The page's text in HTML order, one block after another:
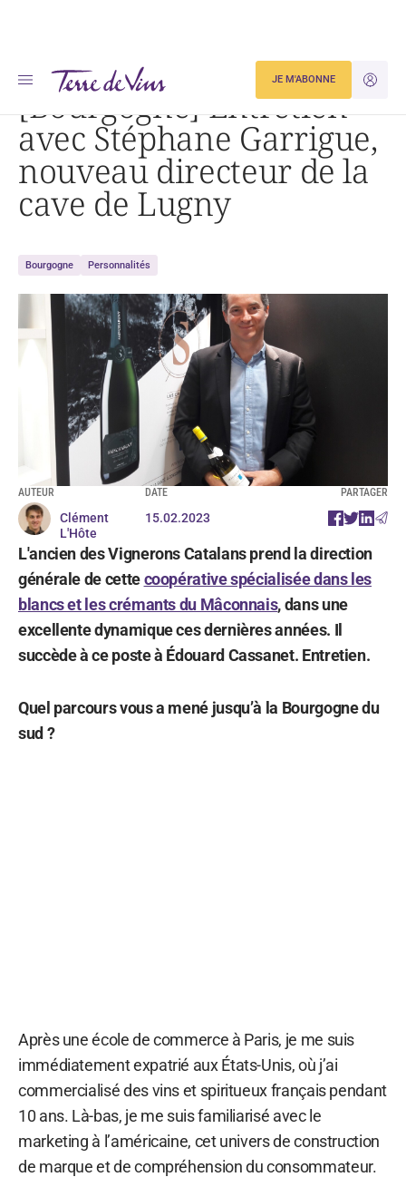
JE
JE M'ABONNE
Accueil [Bourgogne] Entretien avec Stéphane Garrigue, nouveau directeur de la cave de Lugny
[Bourgogne] Entretien
avec Stéphane Garrigue,
nouveau directeur de la
cave de Lugny
Bourgogne Personnalités
AUTEUR
Clément
L'Hôte
DATE
15.02.2023
PARTAGER
L'ancien des Vignerons Catalans prend la direction
générale de cettecoopérative spécialisée dans les
blancs et les crémants du Mâconnais, dans une
excellente dynamique ces dernières années. Il
succède à ce poste à Édouard Cassanet. Entretien.
Quel parcours vous a mené jusqu’à la Bourgogne du
sud ?
Après une école de commerce à Paris, je me suis
immédiatement expatrié aux États-Unis, où j’ai
commercialisé des vins et spiritueux français pendant
10 ans. Là-bas, je me suis familiarisé avec le
marketing à l’américaine, cet univers de construction
de marque et de compréhension du consommateur.